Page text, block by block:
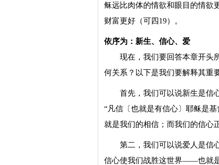
稣远比肉体的情欲和眼目的情欲
财富更好（可四19）。
依序为：新生、信心、爱
现在，我们要回答本章开头
何关系？以下是我们要解释其重
首先，我们可以说新生是信
“凡信〔也就是有信心〕耶稣是
就是我们的相信；而我们的信心
第二，我们可以说爱人是信
信心使我们战胜这世界——也就